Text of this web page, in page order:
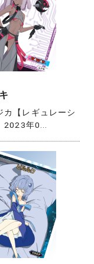
カ【レギュレーシ
2023年0...